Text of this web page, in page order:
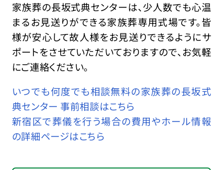
家族葬の長坂式典センターは、少人数でも心温
まるお見送りができる家族葬専用式場です。皆
様が安心して故人様をお見送りできるようにサ
ポートをさせていただいておりますので、お気軽
にご連絡ください。
いつでも何度でも相談無料の家族葬の長坂式
典センター 事前相談はこちら
新宿区で葬儀を行う場合の費用やホール情報
の詳細ページはこちら